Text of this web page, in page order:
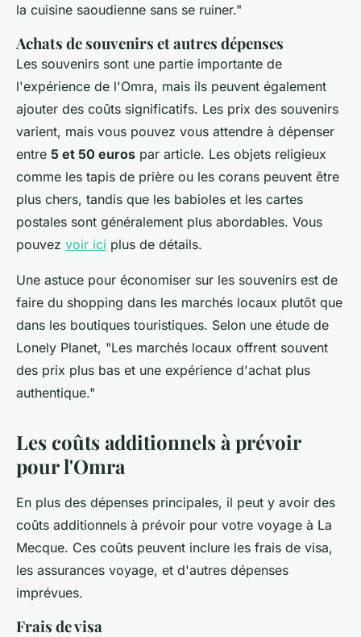
la cuisine saoudienne sans se ruiner."
Achats de souvenirs et autres dépenses
Les souvenirs sont une partie importante de
l'expérience de l'Omra, mais ils peuvent également
ajouter des coûts significatifs. Les prix des souvenirs
varient, mais vous pouvez vous attendre à dépenser
entre 5 et 50 euros par article. Les objets religieux
comme les tapis de prière ou les corans peuvent être
plus chers, tandis que les babioles et les cartes
postales sont généralement plus abordables. Vous
pouvez voir ici plus de détails.
Une astuce pour économiser sur les souvenirs est de
faire du shopping dans les marchés locaux plutôt que
dans les boutiques touristiques. Selon une étude de
Lonely Planet, "Les marchés locaux offrent souvent
des prix plus bas et une expérience d'achat plus
authentique."
Les coûts additionnels à prévoir
pour l'Omra
En plus des dépenses principales, il peut y avoir des
coûts additionnels à prévoir pour votre voyage à La
Mecque. Ces coûts peuvent inclure les frais de visa,
les assurances voyage, et d'autres dépenses
imprévues.
Frais de visa